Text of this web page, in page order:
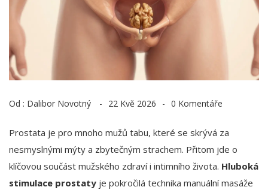
Od : Dalibor Novotný 22 Kvě 2026 0 Komentáře
Prostata je pro mnoho mužů tabu, které se skrývá za
nesmyslnými mýty a zbytečným strachem. Přitom jde o
klíčovou součást mužského zdraví i intimního života. Hluboká
stimulace prostaty je pokročilá technika manuální masáže